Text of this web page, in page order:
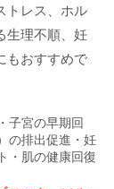
トレス、ホル
生理不順、妊
もおすすめで
子宮の早期回
の排出促進・妊
・肌の健康回復